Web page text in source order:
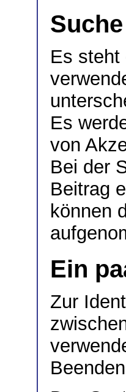
Suche
Es
Es
von
Bei der
Beitrag
können
Ein
Zur